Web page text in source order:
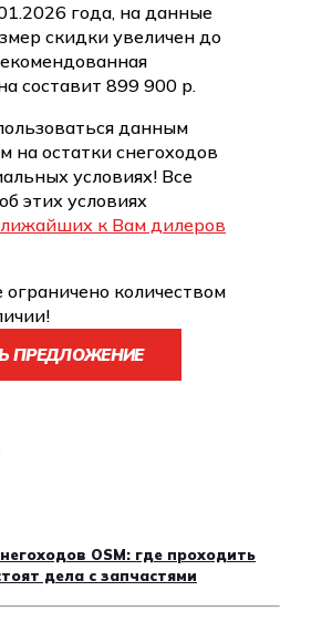
года, на данные
скидки увеличен до
составит 899 900 р.
данным
на остатки снегоходов
условиях! Все
этих условиях
к Вам дилеров
количеством
ПРЕДЛОЖЕНИЕ
OSM: где проходить
дела с запчастями